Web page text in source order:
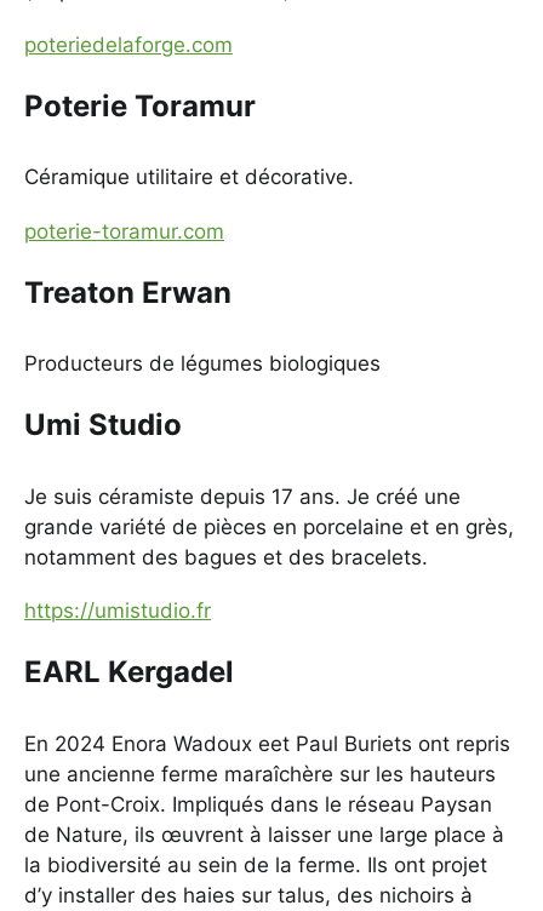
poteriedelaforge.com
Poterie Toramur
Céramique utilitaire et décorative.
poterie-toramur.com
Treaton Erwan
Producteurs de légumes biologiques
Umi Studio
Je suis céramiste depuis 17 ans. Je créé une
grande variété de pièces en porcelaine et en grès,
notamment des bagues et des bracelets.
https://umistudio.fr
EARL Kergadel
En 2024 Enora Wadoux eet Paul Buriets ont repris
une ancienne ferme maraîchère sur les hauteurs
de Pont-Croix. Impliqués dans le réseau Paysan
de Nature, ils œuvrent à laisser une large place à
la biodiversité au sein de la ferme. Ils ont projet
d’y installer des haies sur talus, des nichoirs à